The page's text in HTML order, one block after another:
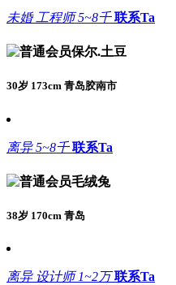
未婚 工程师5~8千联系Ta
保尔.土豆
30岁 173cm 青岛胶南市
离异5~8千联系Ta
毛绒兔
38岁 170cm 青岛
离异 设计师1~2万联系Ta